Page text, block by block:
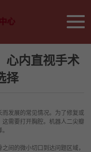
心内直视手术
择
发展的常见情况。为了修复或
需要打开胸腔。机器人二尖瓣
间的微小切口到达问题区域，